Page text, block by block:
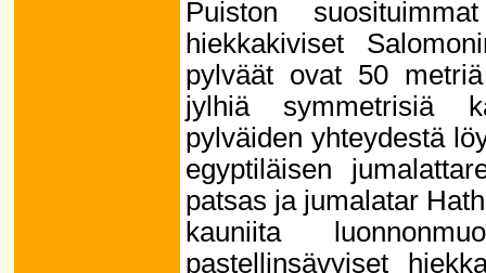
Puiston
hiekkakiviset
pylväät ovat 50
jylhiä symmetrisiä
pylväiden yhteydestä
egyptiläisen
patsas ja jumalatar
kauniita
pastellinsävyiset